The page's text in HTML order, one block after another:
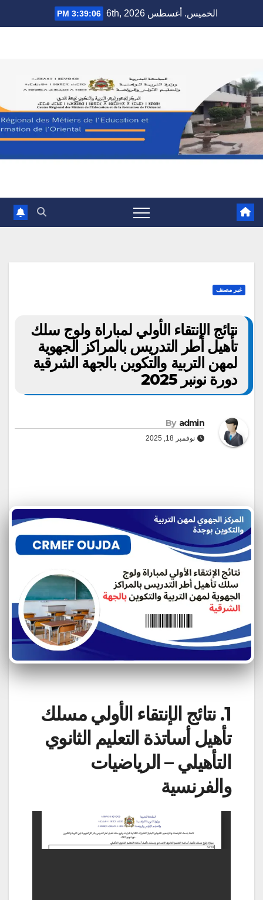
to
الخميس. أغسطس 6th, 2026 3:39:07 PM
غير مصنف
نتائج الإنتقاء الأولي لمباراة ولوج سلك
تأهيل أطر التدريس بالمراكز الجهوية
لمهن التربية والتكوين بالجهة الشرقية
دورة نونبر 2025
By admin
نوفمبر 18, 2025
1. نتائج الإنتقاء الأولي مسلك
تأهيل أساتذة التعليم الثانوي
التأهيلي – الرياضيات
والفرنسية